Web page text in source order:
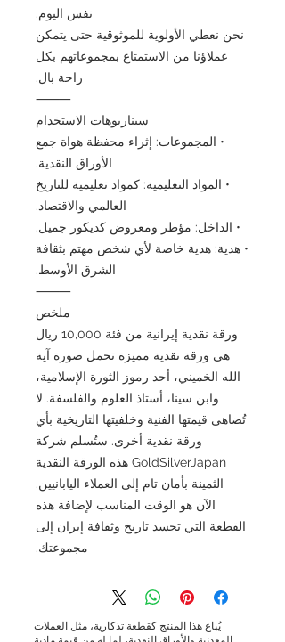
نفس اليوم.
نحن نعطي الأولوية للموثوقية حتى يتمكن
عملاؤنا من الاستمتاع بمجموعاتهم بكل
راحة بال.
⸻
سيناريوهات الاستخدام
• المجموعات: إثراء محفظة هواة جمع
الأوراق النقدية.
• المواد التعليمية: كمواد تعليمية للتاريخ
العالمي والاقتصاد.
• الداخل: مؤطر ومعروض كديكور جميل.
• هدية: هدية خاصة لأي شخص مهتم بثقافة
الشرق الأوسط.
⸻
ملخص
ورقة نقدية إيرانية من فئة 10,000 ريال
هي ورقة نقدية مميزة تحمل صورة آية
الله الخميني، أحد رموز الثورة الإسلامية،
وابن سينا، أستاذ العلوم والفلسفة. لا
تُضاهى قيمتها الفنية وخلفيتها التاريخية بأي
ورقة نقدية أخرى. ستُسلم شركة
GoldSilverJapan هذه الورقة النقدية
الثمينة بأمان تام إلى العملاء اليابانيين.
الآن هو الوقت المناسب لإضافة هذه
القطعة التي تجسد تاريخ وثقافة إيران إلى
مجموعتك.
يُباع هذا المنتج كقطعة تذكارية، مثل العملات